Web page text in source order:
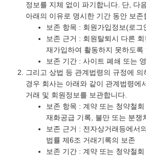
정보를 지체 없이 파기합니다. 단, 다
아래의 이유로 명시한 기간 동안 보존
보존 항목 : 회원가입정보(로그
보존 근거 : 회원탈퇴시 다른
재가입하여 활동하지 못하도록
보존 기간 : 사이트 폐쇄 또는
그리고 상법 등 관계법령의 규정에
경우 회사는 아래와 같이 관계법령에
거래 및 회원정보를 보관합니다.
보존 항목 : 계약 또는 청약철
재화공급 기록, 불만 또는 분쟁
보존 근거 : 전자상거래등에서
법률 제6조 거래기록의 보존
보존 기간 : 계약 또는 청약철